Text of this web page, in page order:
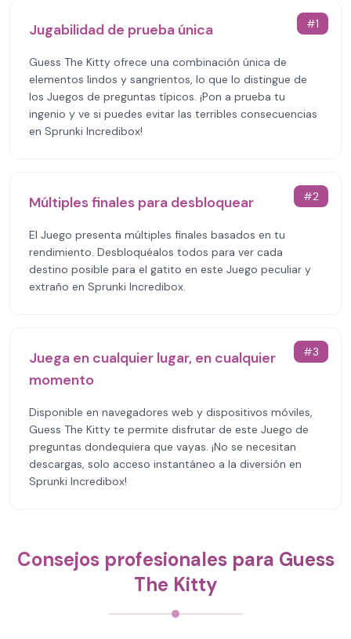
#1
Jugabilidad de prueba única
Guess The Kitty ofrece una combinación única de
elementos lindos y sangrientos, lo que lo distingue de
los Juegos de preguntas típicos. ¡Pon a prueba tu
ingenio y ve si puedes evitar las terribles consecuencias
en Sprunki Incredibox!
#2
Múltiples finales para desbloquear
El Juego presenta múltiples finales basados en tu
rendimiento. Desbloquéalos todos para ver cada
destino posible para el gatito en este Juego peculiar y
extraño en Sprunki Incredibox.
#3
Juega en cualquier lugar, en cualquier
momento
Disponible en navegadores web y dispositivos móviles,
Guess The Kitty te permite disfrutar de este Juego de
preguntas dondequiera que vayas. ¡No se necesitan
descargas, solo acceso instantáneo a la diversión en
Sprunki Incredibox!
Consejos profesionales para Guess
The Kitty